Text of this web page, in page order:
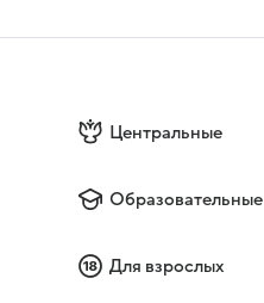
Центральные
Образовательные
Для взрослых